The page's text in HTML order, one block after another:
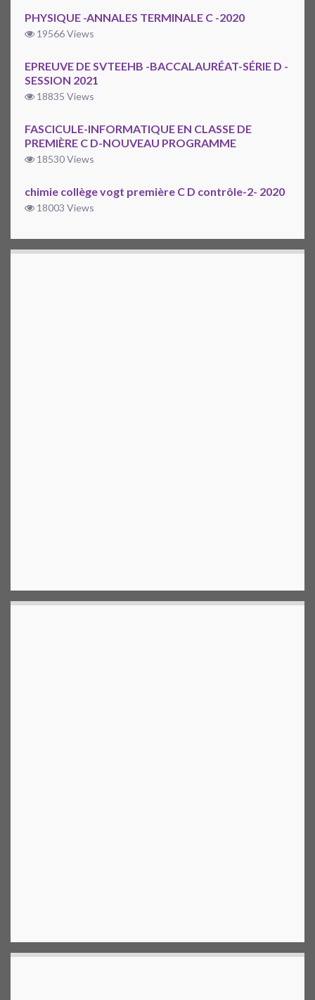
PHYSIQUE -ANNALES TERMINALE C -2020
19566 Views
EPREUVE DE SVTEEHB -BACCALAURÉAT-SÉRIE D -
SESSION 2021
18835 Views
FASCICULE-INFORMATIQUE EN CLASSE DE
PREMIÈRE C D-NOUVEAU PROGRAMME
18530 Views
chimie collège vogt première C D contrôle-2- 2020
18003 Views